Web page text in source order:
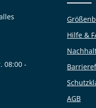
08:00 -
Hilfe &
AGB